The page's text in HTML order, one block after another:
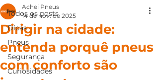
Todos os posts
Dicas
Pneus
Segurança
Curiosidades
Dirigir na cidade:
entenda porquê pneus
com conforto são
Achei Pneus
14 de nov. de 2025